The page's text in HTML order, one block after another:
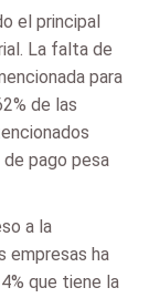
el principal
La falta de
para
de las
pago pesa
a la
empresas ha
que tiene la